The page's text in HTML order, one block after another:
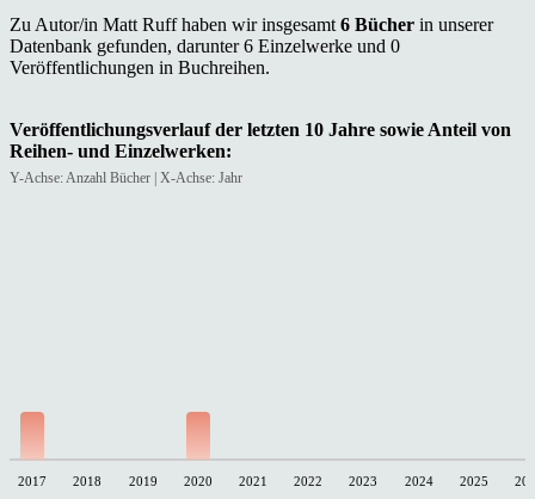
Zu Autor/in Matt Ruff haben wir insgesamt6 Bücher in unserer
Datenbank gefunden, darunter 6 Einzelwerke und 0
Veröffentlichungen in Buchreihen.
Veröffentlichungsverlauf der letzten 10 Jahre sowie Anteil von
Reihen- und Einzelwerken:
Y-Achse: Anzahl Bücher | X-Achse: Jahr
2017 2018 2019 2020 2021 2022 2023 2024 2025